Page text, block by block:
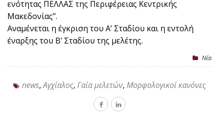
ενότητας ΠΕΛΛΑΣ της Περιφέρειας Κεντρικής
Μακεδονίας’’.
Αναμένεται η έγκριση του Α’ Σταδίου και η εντολή
έναρξης του Β’ Σταδίου της μελέτης.
Nέα
news,Αγχίαλος, Γαία μελετών, Μορφολογικοί κανόνες